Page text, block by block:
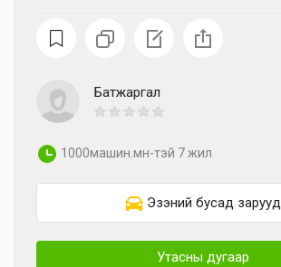
Батжаргал
1000машин.мн-тэй 7 жил
Эзэний бусад зарууд
Утасны дугаар